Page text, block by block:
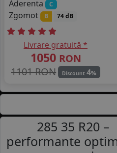
Aderenta C
Zgomot B 74 dB
Livrare gratuită *
1050 RON
1101 RON
Discount 4%
285 35 R20
performante